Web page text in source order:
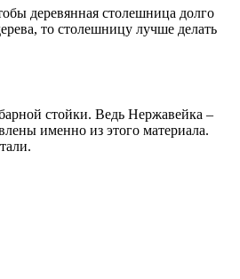
деревянная столешница долго
то столешницу лучше делать
стойки. Ведь Нержавейка –
именно из этого материала.